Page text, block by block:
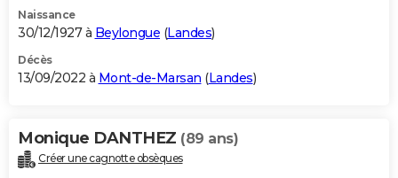
Naissance
30/12/1927 à Beylongue (Landes)
Décès
13/09/2022 à Mont-de-Marsan (Landes)
Monique DANTHEZ (89 ans)
Créer une cagnotte obsèques